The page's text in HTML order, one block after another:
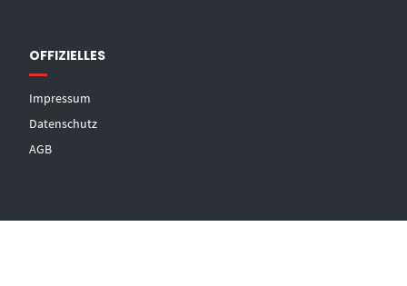
OFFIZIELLES
Impressum
Datenschutz
AGB